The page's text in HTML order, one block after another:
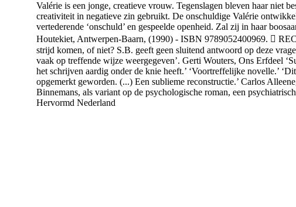
Valérie is een jonge, creatieve vrouw. Tegenslagen bleven haar niet
creativiteit in negatieve zin gebruikt. De onschuldige Valérie
vertederende ‘onschuld’ en gespeelde openheid. Zal zij in haar
Houtekiet, Antwerpen-Baarn, (1990) - ISBN 9789052400969. 
strijd komen, of niet? S.B. geeft geen sluitend antwoord op deze
vaak op treffende wijze weergegeven’. Gerti Wouters, Ons Erfdeel
het schrijven aardig onder de knie heeft.’ ‘Voortreffelijke novelle.’
opgemerkt geworden. (...) Een sublieme reconstructie.’ Carlos
Binnemans, als variant op de psychologische roman, een
Hervormd Nederland